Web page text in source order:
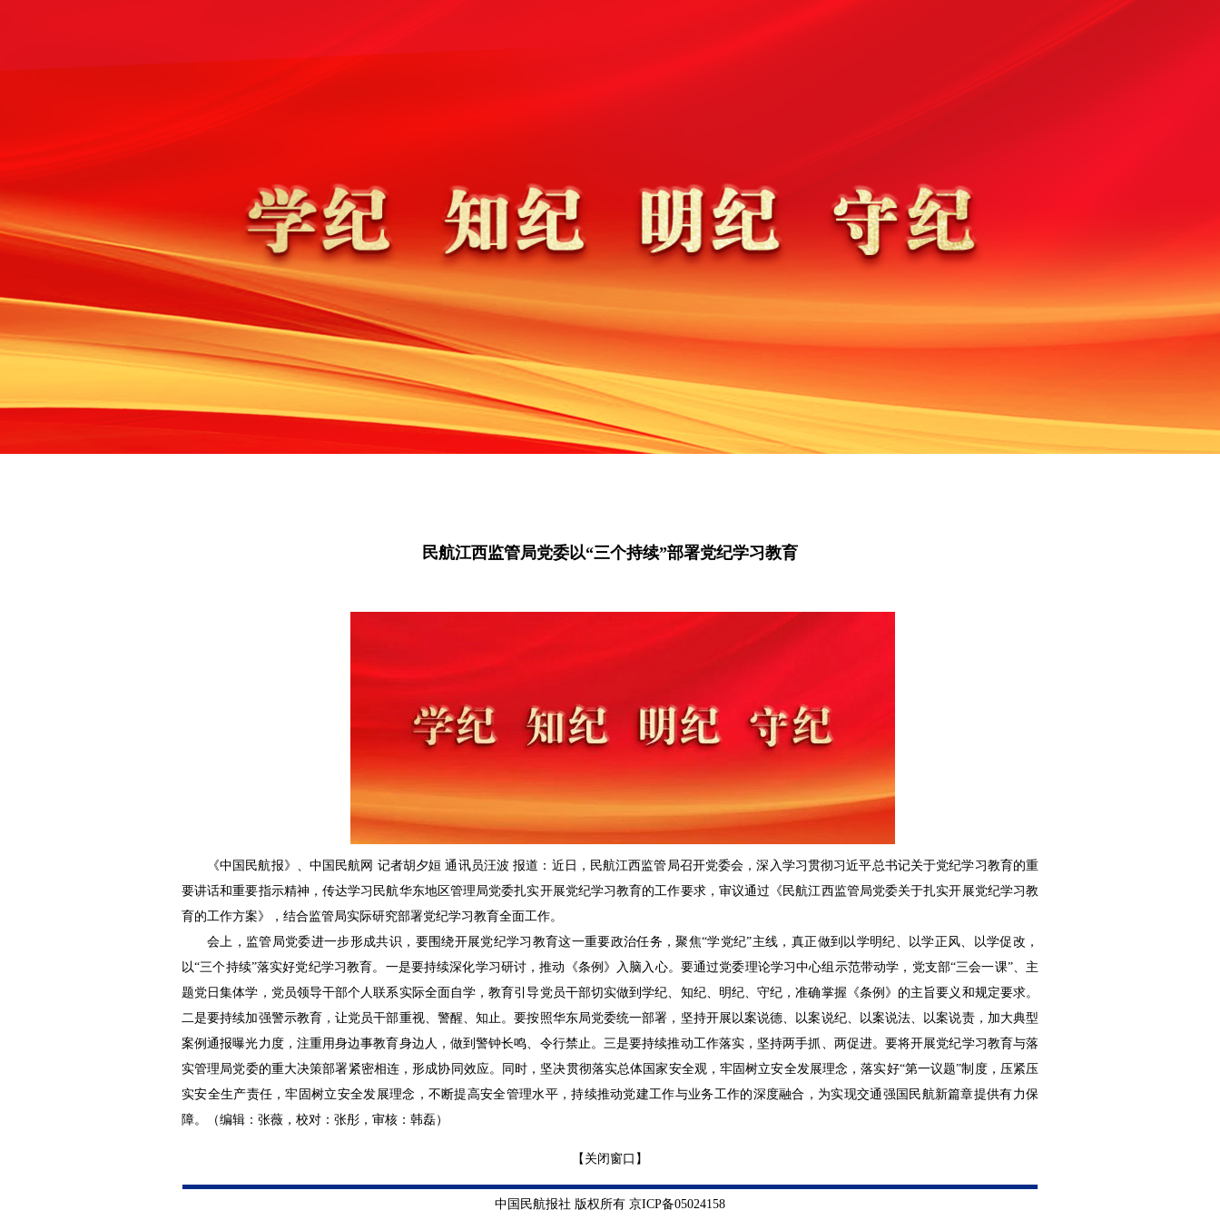
民航江西监管局党委以“三个持续”部署党纪学习教育
《中国民航报》、中国民航网 记者胡夕姮 通讯员汪波 报道：近日，民航江西监管局召开党委会，深入学习贯彻习近平总书记关于党纪学习教育的重
要讲话和重要指示精神，传达学习民航华东地区管理局党委扎实开展党纪学习教育的工作要求，审议通过《民航江西监管局党委关于扎实开展党纪学习教
育的工作方案》，结合监管局实际研究部署党纪学习教育全面工作。
会上，监管局党委进一步形成共识，要围绕开展党纪学习教育这一重要政治任务，聚焦“学党纪”主线，真正做到以学明纪、以学正风、以学促改，
以“三个持续”落实好党纪学习教育。一是要持续深化学习研讨，推动《条例》入脑入心。要通过党委理论学习中心组示范带动学，党支部“三会一课”、主
题党日集体学，党员领导干部个人联系实际全面自学，教育引导党员干部切实做到学纪、知纪、明纪、守纪，准确掌握《条例》的主旨要义和规定要求。
二是要持续加强警示教育，让党员干部重视、警醒、知止。要按照华东局党委统一部署，坚持开展以案说德、以案说纪、以案说法、以案说责，加大典型
案例通报曝光力度，注重用身边事教育身边人，做到警钟长鸣、令行禁止。三是要持续推动工作落实，坚持两手抓、两促进。要将开展党纪学习教育与落
实管理局党委的重大决策部署紧密相连，形成协同效应。同时，坚决贯彻落实总体国家安全观，牢固树立安全发展理念，落实好“第一议题”制度，压紧压
实安全生产责任，牢固树立安全发展理念，不断提高安全管理水平，持续推动党建工作与业务工作的深度融合，为实现交通强国民航新篇章提供有力保
障。（编辑：张薇，校对：张彤，审核：韩磊）
【关闭窗口】
中国民航报社 版权所有 京ICP备05024158